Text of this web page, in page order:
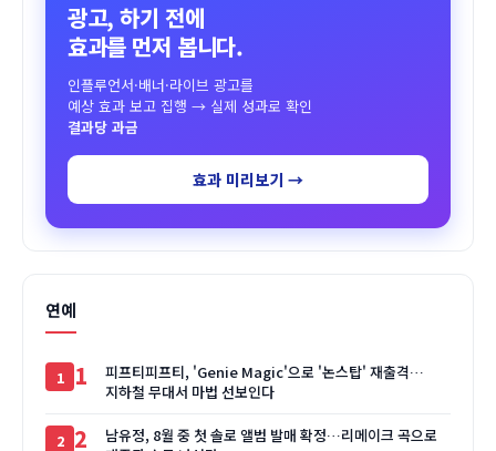
광고, 하기 전에
효과를 먼저 봅니다.
인플루언서·배너·라이브 광고를
예상 효과 보고 집행 → 실제 성과로 확인
결과당 과금
효과 미리보기 →
연예
1
피프티피프티, 'Genie Magic'으로 '논스탑' 재출격…
지하철 무대서 마법 선보인다
2
남유정, 8월 중 첫 솔로 앨범 발매 확정…리메이크 곡으로